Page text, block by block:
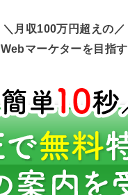
＼月収100万円超えの／
Webマーケターを目指す